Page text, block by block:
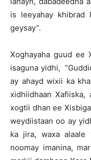
is leeyahay khibrad
geysay”.
Xoghayaha guud ee
isaguna yidhi,
ay ahayd wixii ka
xidhiidhaan
xogtii dhan ee
weydiistaan oo ay
ka jira, waxa
noomay imanina,